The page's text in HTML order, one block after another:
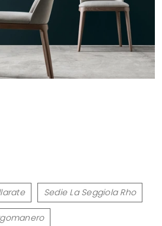
Sedie La Seggiola Rho